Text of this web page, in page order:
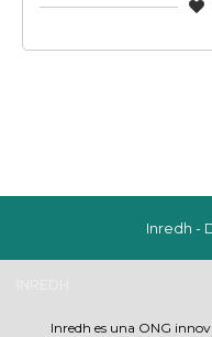
Inredh -
Inredh es una ONG